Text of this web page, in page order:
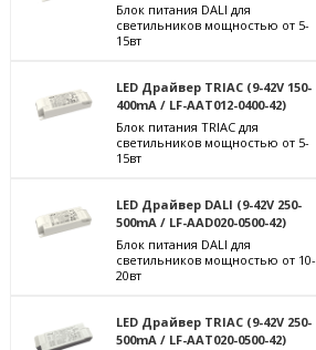
Блок питания DALI для
светильников мощностью от 5-
15вт
LED Драйвер TRIAC (9-42V 150-
400mA / LF-AAT012-0400-42)
Блок питания TRIAC для
светильников мощностью от 5-
15вт
LED Драйвер DALI (9-42V 250-
500mA / LF-AAD020-0500-42)
Блок питания DALI для
светильников мощностью от 10-
20вт
LED Драйвер TRIAC (9-42V 250-
500mA / LF-AAT020-0500-42)